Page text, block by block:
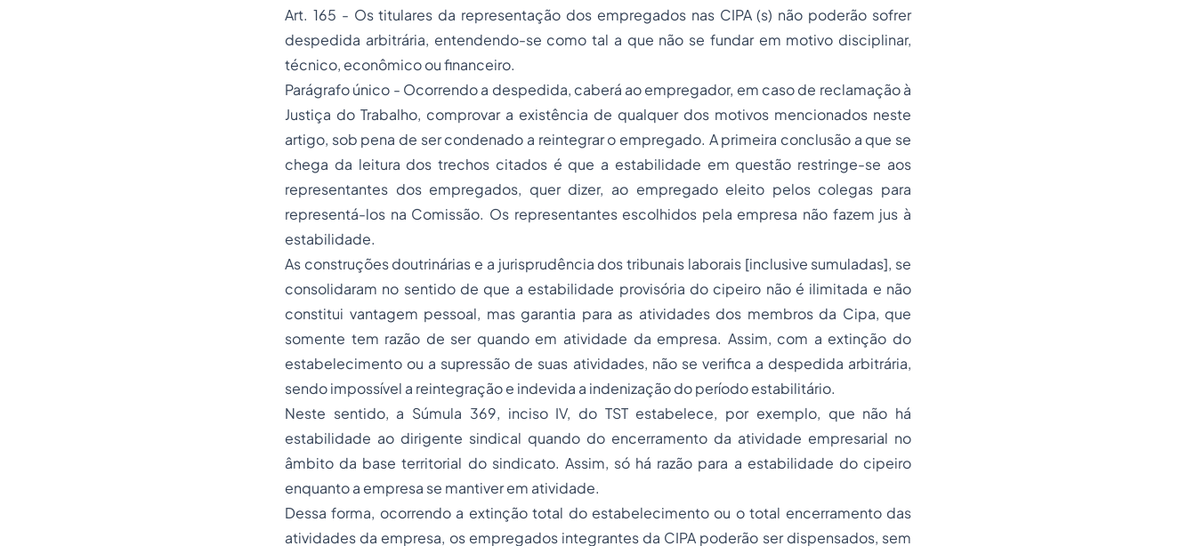
Art. 165 - Os titulares da representação dos empregados nas CIPA (s) não poderão sofrer
despedida arbitrária, entendendo-se como tal a que não se fundar em motivo disciplinar,
técnico, econômico ou financeiro.
Parágrafo único - Ocorrendo a despedida, caberá ao empregador, em caso de reclamação à
Justiça do Trabalho, comprovar a existência de qualquer dos motivos mencionados neste
artigo, sob pena de ser condenado a reintegrar o empregado. A primeira conclusão a que se
chega da leitura dos trechos citados é que a estabilidade em questão restringe-se aos
representantes dos empregados, quer dizer, ao empregado eleito pelos colegas para
representá-los na Comissão. Os representantes escolhidos pela empresa não fazem jus à
estabilidade.
As construções doutrinárias e a jurisprudência dos tribunais laborais [inclusive sumuladas], se
consolidaram no sentido de que a estabilidade provisória do cipeiro não é ilimitada e não
constitui vantagem pessoal, mas garantia para as atividades dos membros da Cipa, que
somente tem razão de ser quando em atividade da empresa. Assim, com a extinção do
estabelecimento ou a supressão de suas atividades, não se verifica a despedida arbitrária,
sendo impossível a reintegração e indevida a indenização do período estabilitário.
Neste sentido, a Súmula 369, inciso IV, do TST estabelece, por exemplo, que não há
estabilidade ao dirigente sindical quando do encerramento da atividade empresarial no
âmbito da base territorial do sindicato. Assim, só há razão para a estabilidade do cipeiro
enquanto a empresa se mantiver em atividade.
Dessa forma, ocorrendo a extinção total do estabelecimento ou o total encerramento das
atividades da empresa, os empregados integrantes da CIPA poderão ser dispensados, sem